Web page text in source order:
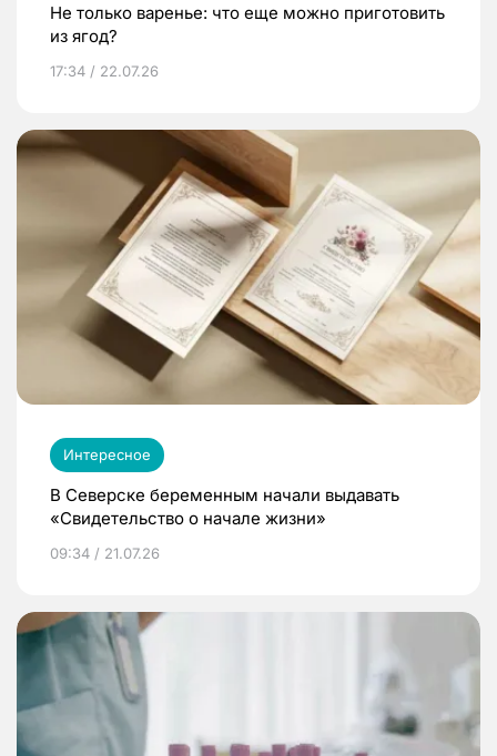
Не только варенье: что еще можно приготовить
из ягод?
17:34 / 22.07.26
Интересное
В Северске беременным начали выдавать
«Свидетельство о начале жизни»
09:34 / 21.07.26